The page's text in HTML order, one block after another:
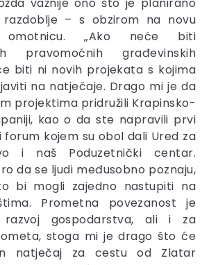
važnije ono što je planirano
razdoblje – s obzirom na novu
omotnicu. „Ako neće biti
pravomoćnih građevinskih
biti ni novih projekata s kojima
na natječaje. Drago mi je da
projektima pridružili Krapinsko-
kao o da ste napravili prvi
forum kojem su obol dali Ured za
i naš Poduzetnički centar.
da se ljudi međusobno poznaju,
bi mogli zajedno nastupiti na
Prometna povezanost je
gospodarstva, ali i za
stoga mi je drago što će
natječaj za cestu od Zlatar